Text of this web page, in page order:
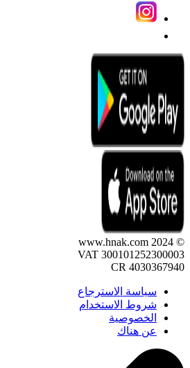
© 2024 www.hnak.com
VAT 300101252300003
CR 4030367940
سياسة الاسترجاع
شروط الاستخدام
الخصوصية
عن هناك